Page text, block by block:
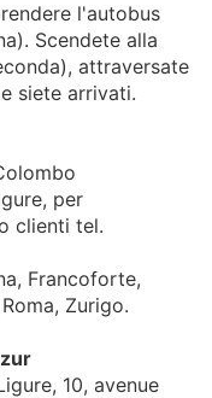
l'autobus
Scendete alla
attraversate
siete arrivati.
per
clienti tel.
Francoforte,
Zurigo.
10, avenue